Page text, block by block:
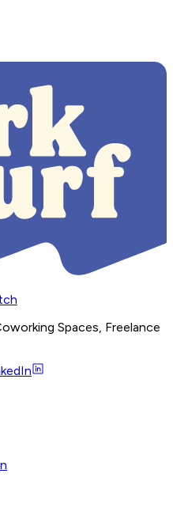
Spaces, Freelance